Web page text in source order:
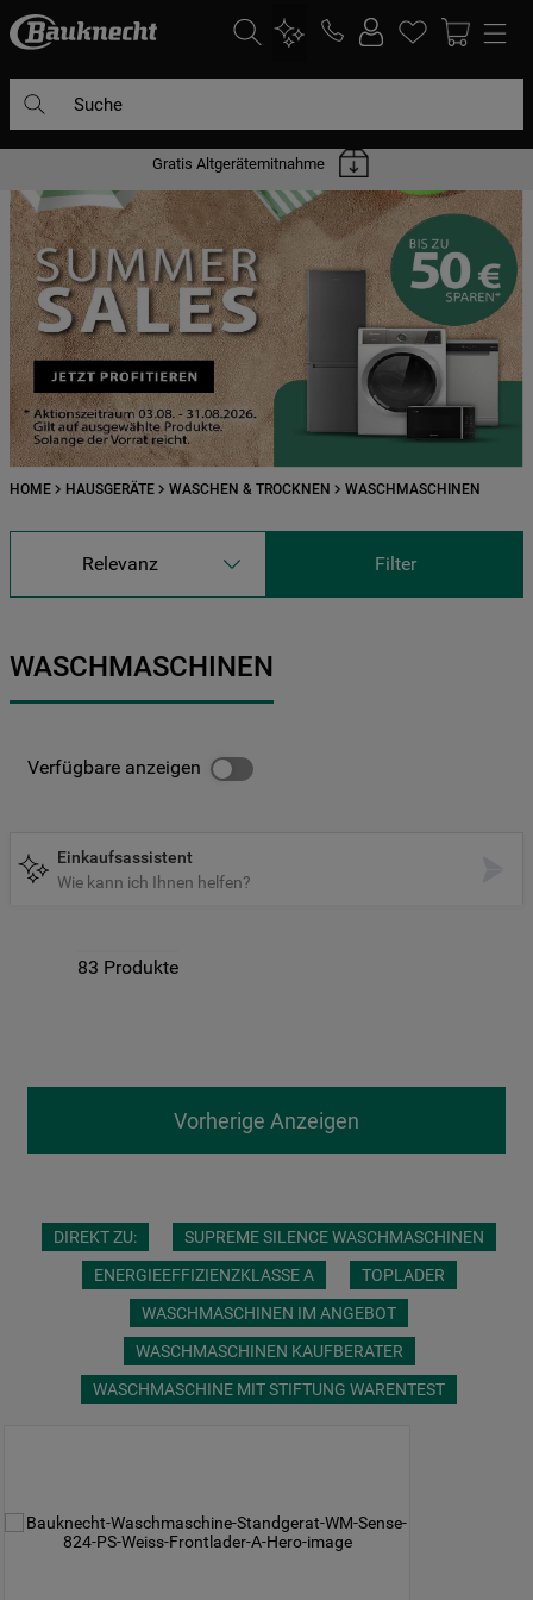
Gratis Altgerätemitnahme
HOME HAUSGERÄTE WASCHEN & TROCKNEN WASCHMASCHINEN
Relevanz Filter
WASCHMASCHINEN
Verfügbare anzeigen
Einkaufsassistent
Wie kann ich Ihnen helfen?
83 Produkte
Vorherige Anzeigen
DIREKT ZU:
SUPREME SILENCE WASCHMASCHINEN
ENERGIEEFFIZIENZKLASSE A
TOPLADER
WASCHMASCHINEN IM ANGEBOT
WASCHMASCHINEN KAUFBERATER
WASCHMASCHINE MIT STIFTUNG WARENTEST
DIE HÄUFIGSTEN SUCHANFRAGEN
1. waschmaschine
2. geschirrspülern
3. kühlgefrierkombination
4. bko
5. trockner
6. kühlschrank
7. mikrowelle